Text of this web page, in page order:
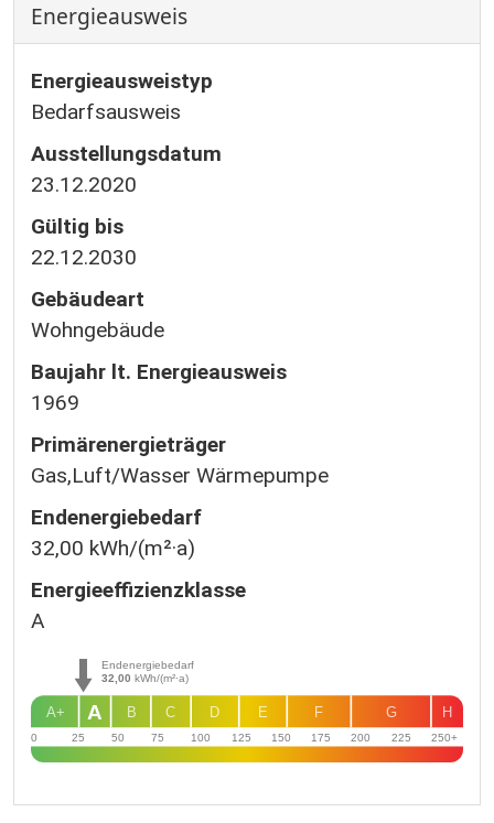
Energieausweis
Energieausweistyp
Bedarfs­ausweis
Ausstellungsdatum
23.12.2020
Gültig bis
22.12.2030
Gebäudeart
Wohngebäude
Baujahr lt. Energieausweis
1969
Primärenergieträger
Gas,Luft/Wasser Wärmepumpe
Endenergie­bedarf
32,00 kWh/(m²·a)
Energie­effizienz­klasse
A
0 25 50 75 100 125 150 175 200 225 250+
H
G
F
E
D
C
B
A+ A
Endenergiebedarf
32,00 kWh/(m²·a)